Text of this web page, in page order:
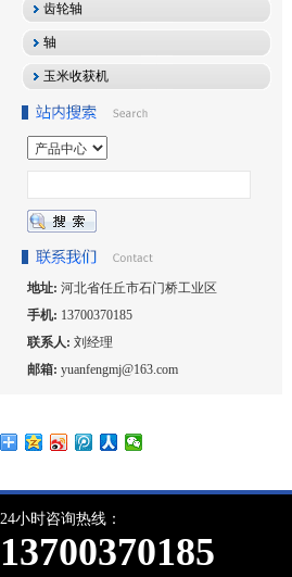
齿轮轴
轴
玉米收获机
地址: 河北省任丘市石门桥工业区
手机: 13700370185
联系人: 刘经理
邮箱: yuanfengmj@163.com
24小时咨询热线：
13700370185